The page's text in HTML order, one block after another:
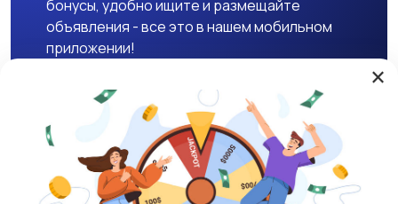
бонусы, удобно ищите и размещайте
объявления - все это в нашем мобильном
приложении!
Скачать APK
×